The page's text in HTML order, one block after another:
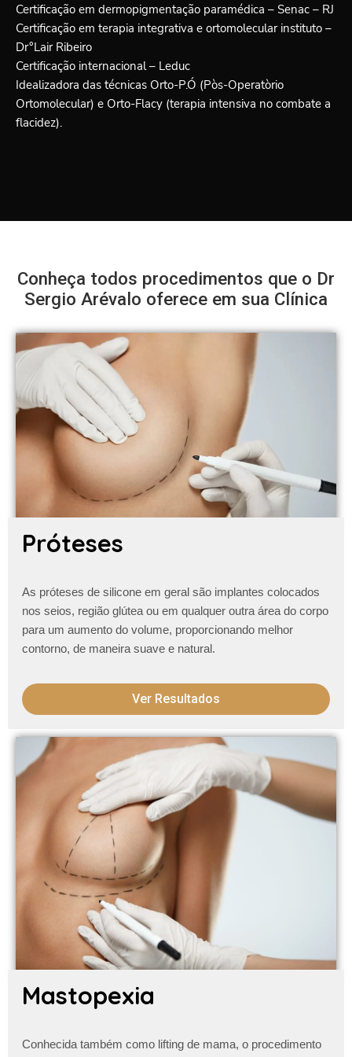
Certificação em dermopigmentação paramédica – Senac – RJ
Certificação em terapia integrativa e ortomolecular instituto –
Dr°Lair Ribeiro
Certificação internacional – Leduc
Idealizadora das técnicas Orto-P.Ó (Pòs-Operatòrio
Ortomolecular) e Orto-Flacy (terapia intensiva no combate a
flacidez).
Conheça todos procedimentos que o Dr
Sergio Arévalo oferece em sua Clínica
Próteses
As próteses de silicone em geral são implantes colocados
nos seios, região glútea ou em qualquer outra área do corpo
para um aumento do volume, proporcionando melhor
contorno, de maneira suave e natural.
Ver Resultados
Mastopexia
Conhecida também como lifting de mama, o procedimento